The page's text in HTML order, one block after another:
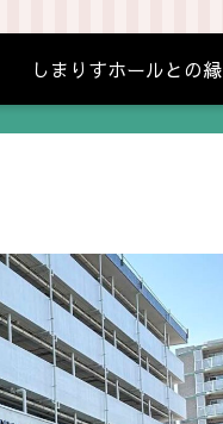
しまりすホールとの縁